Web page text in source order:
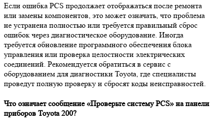
Если ошибка PCS продолжает отображаться после ремонта
или замены компонентов, это может означать, что проблема
не устранена полностью или требуется правильный сброс
ошибок через диагностическое оборудование. Иногда
требуется обновление программного обеспечения блока
управления или проверка целостности электрических
соединений. Рекомендуется обратиться в сервис с
оборудованием для диагностики Toyota, где специалисты
проведут полную проверку и сбросят коды неисправностей.
Что означает сообщение «Проверьте систему PCS» на панели
приборов Toyota 200?